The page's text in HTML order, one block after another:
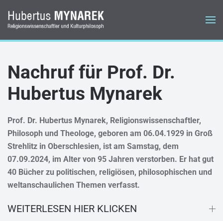
Zum Hauptinhalt springen
Nachruf für Prof. Dr.
Hubertus Mynarek
Prof. Dr. Hubertus Mynarek, Religionswissenschaftler,
Philosoph und Theologe, geboren am 06.04.1929 in Groß
Strehlitz in Oberschlesien, ist am Samstag, dem
07.09.2024, im Alter von 95 Jahren verstorben. Er hat gut
40 Bücher zu politischen, religiösen, philosophischen und
weltanschaulichen Themen verfasst.
WEITERLESEN HIER KLICKEN